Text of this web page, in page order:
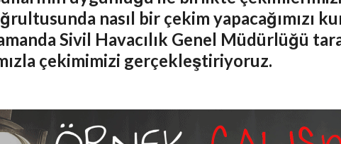
nasıl bir çekim yapacağımızı
Sivil Havacılık Genel Müdürlüğü
çekimimizi gerçekleştiriyoruz.